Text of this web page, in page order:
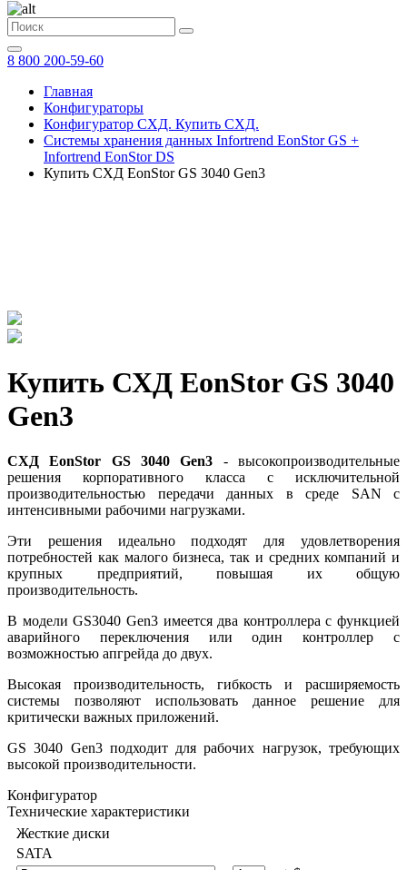
8 800 200-59-60
Главная
Конфигураторы
Конфигуратор СХД. Купить СХД.
Системы хранения данных Infortrend EonStor GS +
Infortrend EonStor DS
Купить СХД EonStor GS 3040 Gen3
Купить СХД EonStor GS 3040
Gen3
СХД EonStor GS 3040 Gen3 - высокопроизводительные
решения корпоративного класса с исключительной
производительностью передачи данных в среде SAN с
интенсивными рабочими нагрузками.
Эти решения идеально подходят для удовлетворения
потребностей как малого бизнеса, так и средних компаний и
крупных предприятий, повышая их общую
производительность.
В модели GS3040 Gen3 имеется два контроллера с функцией
аварийного переключения или один контроллер с
возможностью апгрейда до двух.
Высокая производительность, гибкость и расширяемость
системы позволяют использовать данное решение для
критически важных приложений.
GS 3040 Gen3 подходит для рабочих нагрузок, требующих
высокой производительности.
Конфигуратор
Технические характеристики
Жесткие диски
SATA